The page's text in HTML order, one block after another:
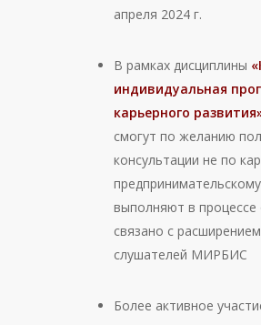
апреля 2024 г.
В рамках дисциплины
индивидуальная
карьерного
смогут по желанию
консультации не по
выполняют в процессе
связано с
слушателей МИРБИС
Более активное